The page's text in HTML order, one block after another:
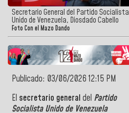
Secretario General del Partido Socialista
Unido de Venezuela, Diosdado Cabello
Foto Con el Mazo Dando
Publicado: 03/06/2026 12:15 PM
El secretario general del Partido
Socialista Unido de Venezuela